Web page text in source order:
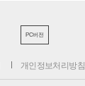
PC버전
개인정보처리방침